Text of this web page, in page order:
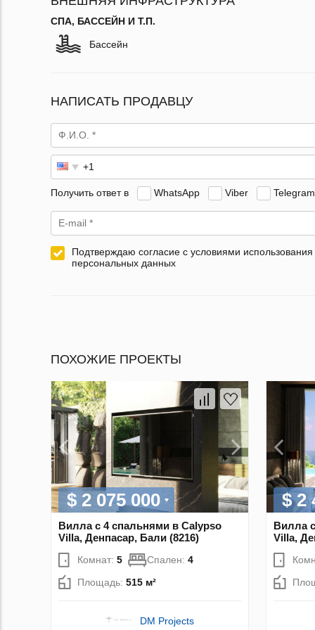
СПА, БАССЕЙН И Т.П.
Бассейн
НАПИСАТЬ ПРОДАВЦУ
Получить ответ в WhatsApp Viber Telegram
Подтверждаю согласие с условиями использования
персональных данных
ПОХОЖИЕ ПРОЕКТЫ
$ 2 075 000
Вилла с 4 спальнями в Calypso
Villa, Денпасар, Бали (8216)
Комнат: 5 Спален: 4
Площадь: 515 м²
DM Projects
$ 2
Вилла
Villa,